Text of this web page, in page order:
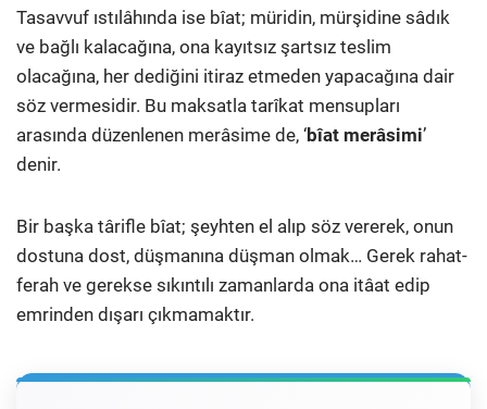
Tasavvuf ıstılâhında ise bîat; müridin, mürşidine sâdık
ve bağlı kalacağına, ona kayıtsız şartsız teslim
olacağına, her dediğini itiraz etmeden yapacağına dair
söz vermesidir. Bu maksatla tarîkat mensupları
arasında düzenlenen merâsime de, ‘bîat merâsimi’
denir.
Bir başka târifle bîat; şeyhten el alıp söz vererek, onun
dostuna dost, düşmanına düşman olmak… Gerek rahat-
ferah ve gerekse sıkıntılı zamanlarda ona itâat edip
emrinden dışarı çıkmamaktır.